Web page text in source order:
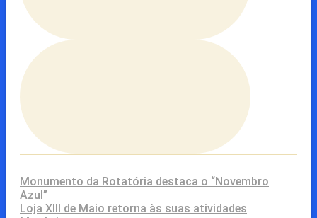
Monumento da Rotatória destaca o “Novembro
Azul”
Loja XIII de Maio retorna às suas atividades